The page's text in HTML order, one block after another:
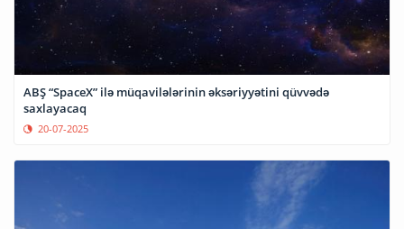
ABŞ “SpaceX” ilə müqavilələrinin əksəriyyətini qüvvədə
saxlayacaq
20-07-2025